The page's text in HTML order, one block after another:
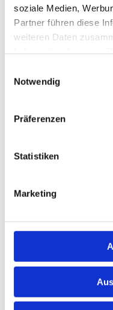
soziale Medien,
Partner führen diese
weiteren Daten
Notwendig
Präferenzen
Statistiken
Marketing
Mit Ermächtigung des
Lage Ihnen in unserer
Hier finden Sie uns